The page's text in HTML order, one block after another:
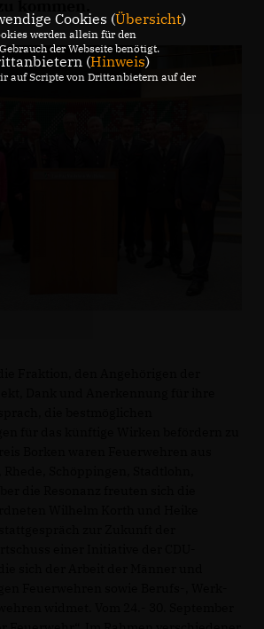
Cookies (Übersicht)
werden allein für den
der Webseite benötigt.
(Hinweis)
auf Scripte von Drittanbietern auf der